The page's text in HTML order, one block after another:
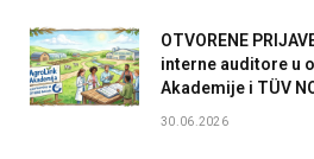
OTVORENE
interne auditore u
Akademije i TÜV
30.06.2026